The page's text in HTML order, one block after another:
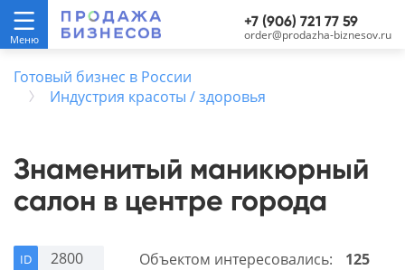
+7 (906) 721 77 59
order@prodazha-biznesov.ru
Готовый бизнес в России
Индустрия красоты / здоровья
Знаменитый маникюрный
салон в центре города
ID 2800 Объектом интересовались: 125